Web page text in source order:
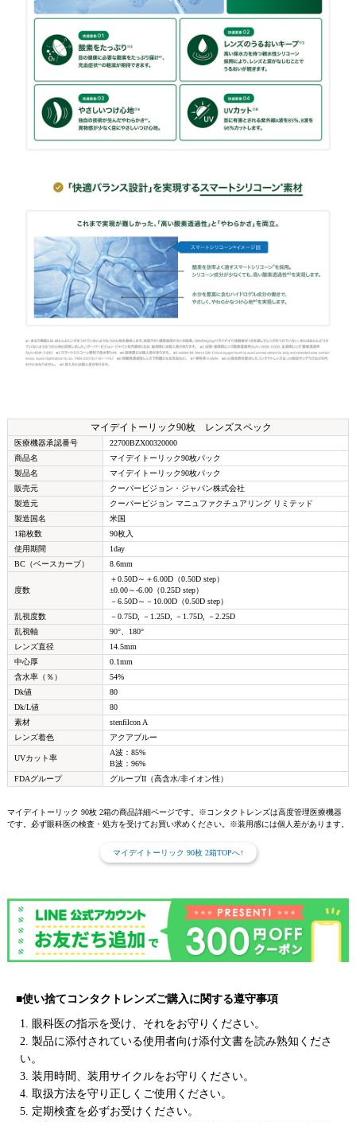
マイデイトーリック90枚 レンズスペック
医療機器承認番号
22700BZX00320000
商品名
マイデイトーリック90枚パック
製品名
マイデイトーリック90枚パック
販売元
クーパービジョン・ジャパン株式会社
製造元
クーパービジョン マニュファクチュアリング リミテッド
製造国名
米国
1箱枚数
90枚入
使用期間
1day
BC（ベースカーブ）
8.6mm
度数
＋0.50D～＋6.00D（0.50D step）
±0.00～-6.00（0.25D step）
－6.50D～－10.00D（0.50D step）
乱視度数
－0.75D, －1.25D, －1.75D, －2.25D
乱視軸
90°、180°
レンズ直径
14.5mm
中心厚
0.1mm
含水率（％）
54%
Dk値
80
Dk/L値
80
素材
stenfilcon A
レンズ着色
アクアブルー
UVカット率
A波：85%
B波：96%
FDAグループ
グループII（高含水/非イオン性）
マイデイトーリック 90枚 2箱の商品詳細ページです。※コンタクトレンズは高度管理医療機器
です。必ず眼科医の検査・処方を受けてお買い求めください。※装用感には個人差があります。
マイデイトーリック 90枚 2箱TOPへ↑
■使い捨てコンタクトレンズご購入に関する遵守事項
1. 眼科医の指示を受け、それをお守りください。
2. 製品に添付されている使用者向け添付文書を読み熟知くださ
い。
3. 装用時間、装用サイクルをお守りください。
4. 取扱方法を守り正しくご使用ください。
5. 定期検査を必ずお受けください。